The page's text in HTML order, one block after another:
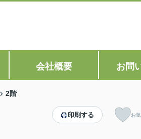
会社概要 お問
2階
印刷する お